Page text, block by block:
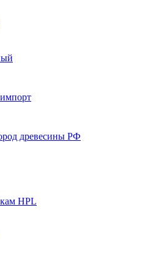
древесины РФ
HPL